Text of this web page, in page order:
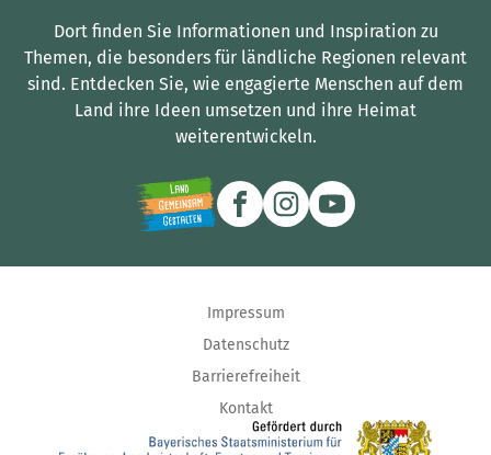
Dort finden Sie Informationen und Inspiration zu
Themen, die besonders für ländliche Regionen relevant
sind. Entdecken Sie, wie engagierte Menschen auf dem
Land ihre Ideen umsetzen und ihre Heimat
weiterentwickeln.
Impressum
Datenschutz
Barrierefreiheit
Kontakt